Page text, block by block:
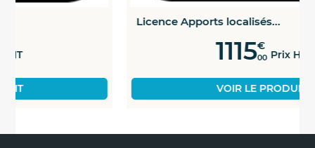
Licence Apports localisés...